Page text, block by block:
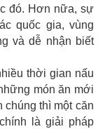
đó. Hơn nữa, sự
quốc gia, vùng
và dễ nhận biết
thời gian nấu
món ăn mới
chúng thì một căn
là giải pháp